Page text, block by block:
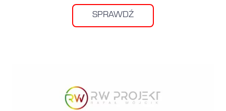
SPRAWDŹ